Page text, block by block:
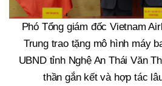
Phó Tổng giám đốc Vietnam
Trung trao tặng mô hình máy
UBND tỉnh Nghệ An Thái Văn
thần gắn kết và hợp tác